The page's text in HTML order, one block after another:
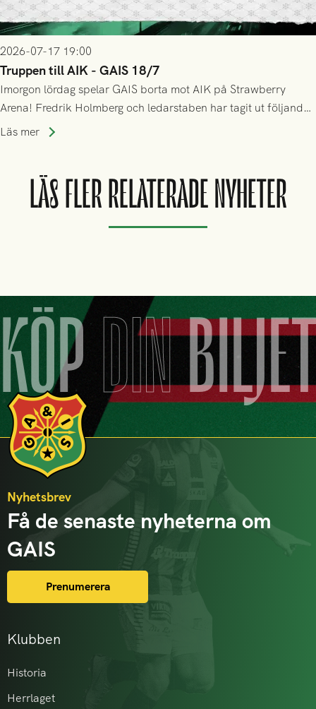
2026-07-17 19:00
Truppen till AIK - GAIS 18/7
Imorgon lördag spelar GAIS borta mot AIK på Strawberry
Arena! Fredrik Holmberg och ledarstaben har tagit ut följande
trupp till matchen:
Läs mer
LÄS FLER RELATERADE NYHETER
KÖPDIN
Klubben
Historia
Herrlaget
Nyhetsbrev
Få de senaste nyheterna om
GAIS
Prenumerera